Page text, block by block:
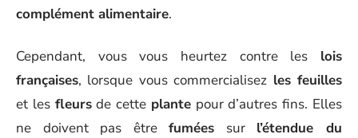
complément alimentaire.
Cependant, vous vous heurtez contre les lois
françaises, lorsque vous commercialisez les feuilles
et les fleursde cette plantepour d’autres fins. Elles
ne doivent pas êtrefumées sur l’étendue du